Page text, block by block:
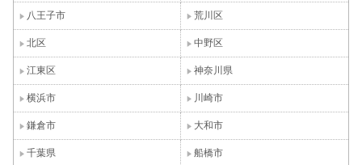
八王子市 荒川区
北区 中野区
江東区 神奈川県
横浜市 川崎市
鎌倉市 大和市
千葉県 船橋市